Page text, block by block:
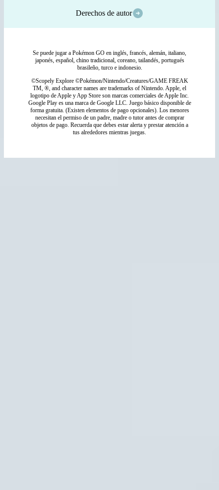
Derechos de autor
Se puede jugar a Pokémon GO en inglés, francés, alemán, italiano,
japonés, español, chino tradicional, coreano, tailandés, portugués
brasileño, turco e indonesio.
©Scopely Explore ©Pokémon/Nintendo/Creatures/GAME FREAK
TM, ®, and character names are trademarks of Nintendo. Apple, el
logotipo de Apple y App Store son marcas comerciales de Apple Inc.
Google Play es una marca de Google LLC. Juego básico disponible de
forma gratuita. (Existen elementos de pago opcionales). Los menores
necesitan el permiso de un padre, madre o tutor antes de comprar
objetos de pago. Recuerda que debes estar alerta y prestar atención a
tus alrededores mientras juegas.